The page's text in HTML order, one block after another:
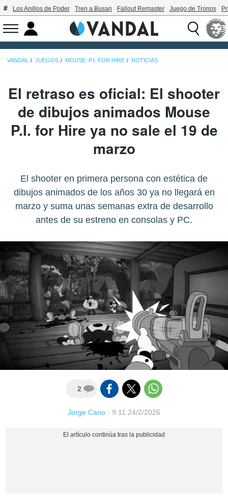
Los Anillos de Poder Tren a Busan Fallout Remaster Juego de Tronos
VANDAL JUEGOS MOUSE: P.I. FOR HIRE NOTICIAS
El retraso es oficial: El shooter
de dibujos animados Mouse
P.I. for Hire ya no sale el 19 de
marzo
El shooter en primera persona con estética de
dibujos animados de los años 30 ya no llegará en
marzo y suma unas semanas extra de desarrollo
antes de su estreno en consolas y PC.
2
Jorge Cano · 9:11 24/2/2026